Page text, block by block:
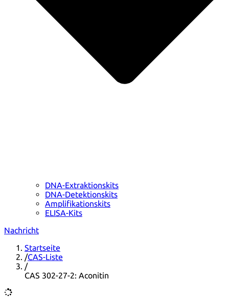
DNA-Extraktionskits
DNA-Detektionskits
Amplifikationskits
ELISA-Kits
Nachricht
Startseite
/CAS-Liste
/
CAS 302-27-2: Aconitin